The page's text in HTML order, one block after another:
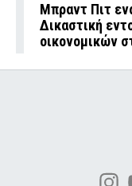
Μπραντ Πιτ
Δικαστική
οικονομικών